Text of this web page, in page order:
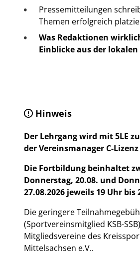
Pressemitteilungen
Themen erfolgreich
Was Redaktionen
Einblicke aus der lokalen
Hinweis
Der Lehrgang wird mit 5LE
der Vereinsmanager C-
Die Fortbildung beinhaltet
Donnerstag, 20.08. und
27.08.2026 jeweils 19 Uhr bis
Die geringere
(Sportvereinsmitglied KSB-
Mitgliedsvereine des
Mittelsachsen e.V..